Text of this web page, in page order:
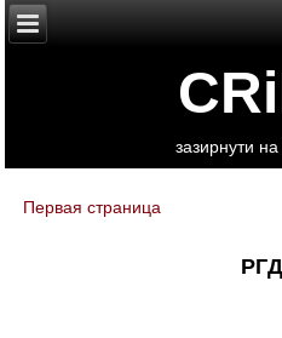
зазирнути
You are here
Первая страница